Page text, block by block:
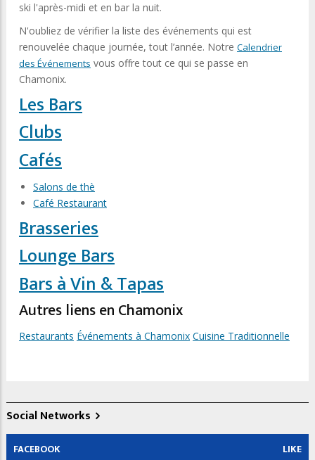
ski l'après-midi et en bar la nuit.
N'oubliez de vérifier la liste des événements qui est
renouvelée chaque journée, tout l’année. Notre Calendrier
des Événements vous offre tout ce qui se passe en
Chamonix.
Les Bars
Clubs
Cafés
Salons de thè
Café Restaurant
Brasseries
Lounge Bars
Bars à Vin & Tapas
Autres liens en Chamonix
Restaurants Événements à Chamonix Cuisine Traditionnelle
Social Networks
FACEBOOK LIKE